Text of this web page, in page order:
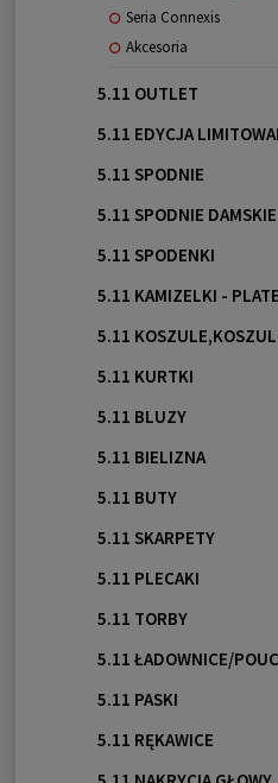
Seria Connexis
Akcesoria
5.11 OUTLET
5.11 EDYCJA
5.11 SPODNIE
5.11 SPODNIE DAMSKIE
5.11 SPODENKI
5.11 KAMIZELKI -
5.11
5.11 KURTKI
5.11 BLUZY
5.11 BIELIZNA
5.11 BUTY
5.11 SKARPETY
5.11 PLECAKI
5.11 TORBY
5.11 ŁADOWNICE/
5.11 PASKI
5.11 RĘKAWICE